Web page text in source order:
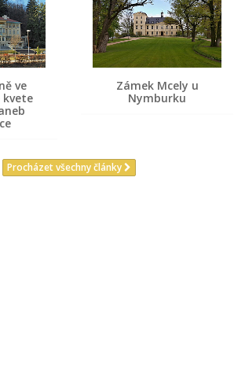
ve
Zámek Mcely u
Nymburku
Procházet všechny články